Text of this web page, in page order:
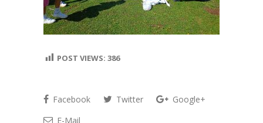
POST VIEWS: 386
Facebook Twitter
Google+
E-Mail